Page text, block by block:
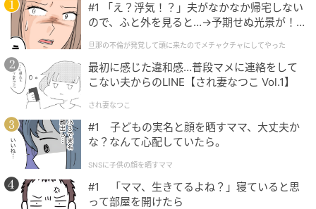
り、6,770ppmはその基準を大幅に上回る極めて高い
数値です。
実際にこのテストでは、内気循環で乗車していた乗員
の一部が「眠気」や「軽い頭痛」を感じたと報告され
ています。冒頭でお伝えした「春先の運転で感じるぼ
んやり感」には、まさにこの車内の空気環境の悪化が
関係している可能性があります。花粉を避けるために
良かれと思っていた行動が、安全運転へのリスクや不
快感を招いてしまうというのは、知らないと損をする
盲点と言えそうです。
#1 「え？浮気！？」夫がなかなか帰宅しない
ので、ふと外を見ると…→予期せぬ光景が！
クチャにしてやった
旦那の不倫が発覚して頭に来たのでメチャクチャにしてやった
最初に感じた違和感…普段マメに連絡をして
こない夫からのLINE【され妻なつこ Vol.1】
され妻なつこ
#1 子どもの実名と顔を晒すママ、大丈夫か
な？なんて心配していたら。
SNSに子供の顔を晒すママ
#1 「ママ、生きてるよね？」寝ていると思
って部屋を開けたら